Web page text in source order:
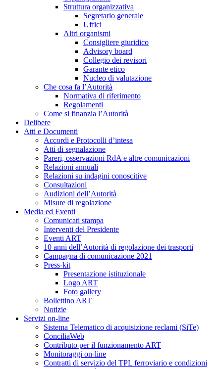
Struttura organizzativa
Segretario generale
Uffici
Altri organismi
Consigliere giuridico
Advisory board
Collegio dei revisori
Garante etico
Nucleo di valutazione
Che cosa fa l’Autorità
Normativa di riferimento
Regolamenti
Come si finanzia l’Autorità
Delibere
Atti e Documenti
Accordi e Protocolli d’intesa
Atti di segnalazione
Pareri, osservazioni RdA e altre comunicazioni
Relazioni annuali
Relazioni su indagini conoscitive
Consultazioni
Audizioni dell’Autorità
Misure di regolazione
Media ed Eventi
Comunicati stampa
Interventi del Presidente
Eventi ART
10 anni dell’Autorità di regolazione dei trasporti
Campagna di comunicazione 2021
Press-kit
Presentazione istituzionale
Logo ART
Foto gallery
Bollettino ART
Notizie
Servizi on-line
Sistema Telematico di acquisizione reclami (SiTe)
ConciliaWeb
Contributo per il funzionamento ART
Monitoraggi on-line
Contratti di servizio del TPL ferroviario e condizioni